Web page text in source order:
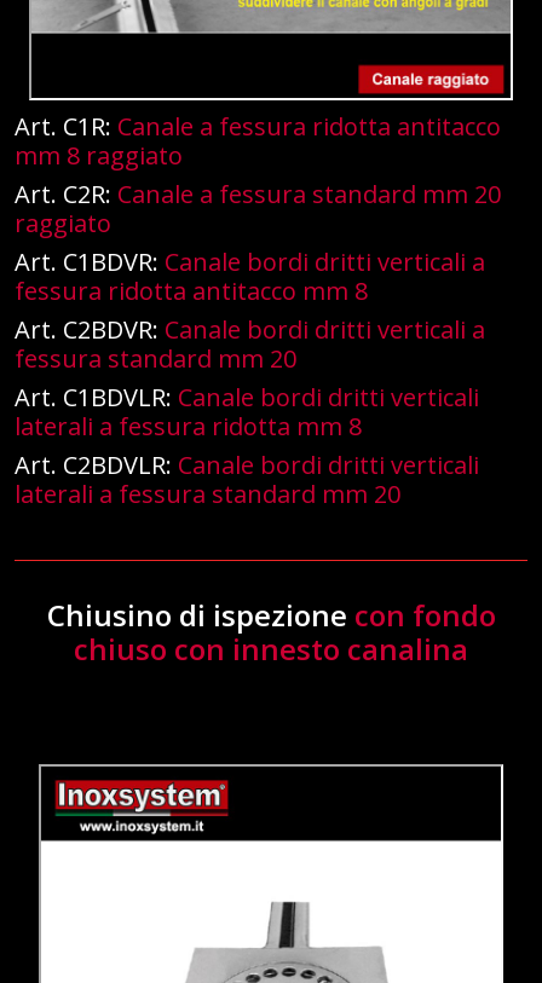
Art. C1R: Canale a fessura ridotta antitacco
mm 8 raggiato
Art. C2R: Canale a fessura standard mm 20
raggiato
Art. C1BDVR: Canale bordi dritti verticali a
fessura ridotta antitacco mm 8
Art. C2BDVR: Canale bordi dritti verticali a
fessura standard mm 20
Art. C1BDVLR: Canale bordi dritti verticali
laterali a fessura ridotta mm 8
Art. C2BDVLR: Canale bordi dritti verticali
laterali a fessura standard mm 20
Chiusino di ispezione con fondo
chiuso con innesto canalina